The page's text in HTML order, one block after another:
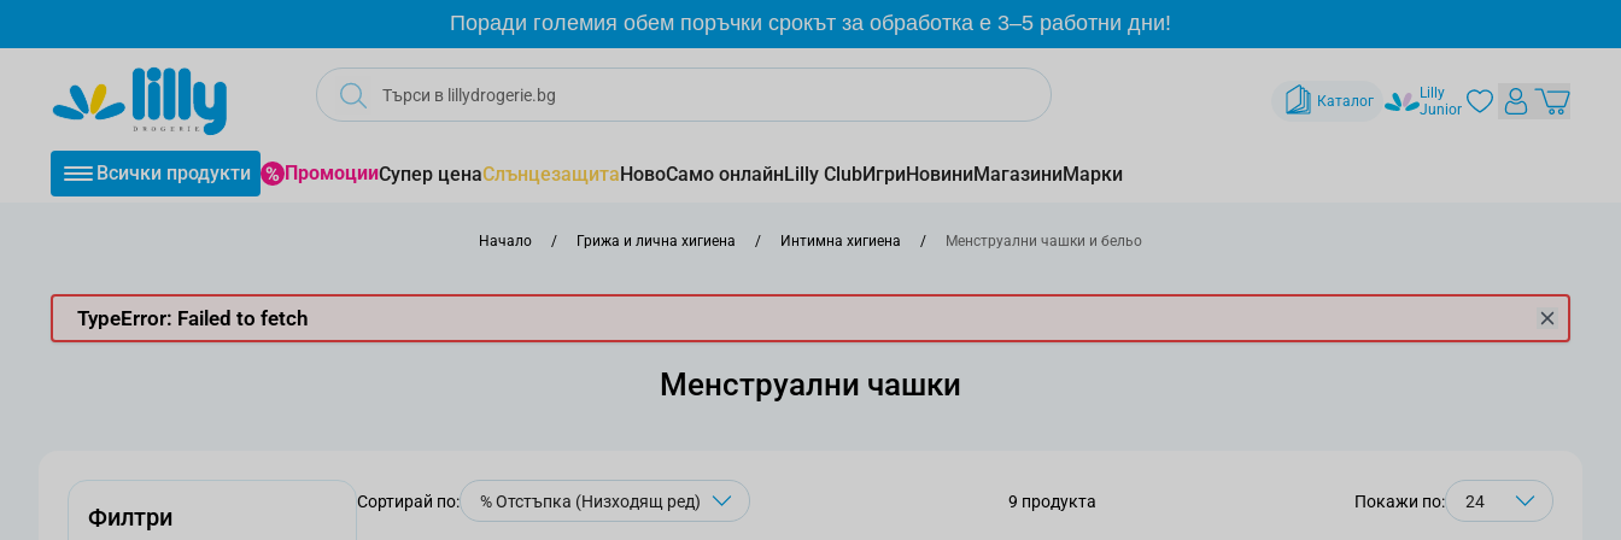
Поради големия обем поръчки срокът за обработка е 3–5 работни дни!
Каталог
Lilly
Junior
Всички продукти ПромоцииСупер ценаСлънцезащитаНовоСамо онлайнLilly ClubИгриНовиниМагазиниМарки
Начало / Грижа и лична хигиена / Интимна хигиена / Менструални чашки и бельо
TypeError: Failed to fetch
Менструални чашки
Филтри
Сортирай по: 9 продукта Покажи по: